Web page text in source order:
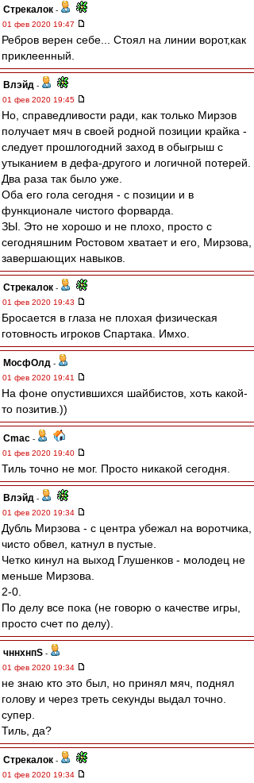
Стрекалок -
01 фев 2020 19:47
Ребров верен себе... Стоял на линии ворот,как
приклеенный.
Влэйд -
01 фев 2020 19:45
Но, справедливости ради, как только Мирзов
получает мяч в своей родной позиции крайка -
следует прошлогодний заход в обыгрыш с
утыканием в дефа-другого и логичной потерей.
Два раза так было уже.
Оба его гола сегодня - с позиции и в
функционале чистого форварда.
ЗЫ. Это не хорошо и не плохо, просто с
сегодняшним Ростовом хватает и его, Мирзова,
завершающих навыков.
Стрекалок -
01 фев 2020 19:43
Бросается в глаза не плохая физическая
готовность игроков Спартака. Имхо.
МосфОлд -
01 фев 2020 19:41
На фоне опустившихся шайбистов, хоть какой-
то позитив.))
Cmac -
01 фев 2020 19:40
Тиль точно не мог. Просто никакой сегодня.
Влэйд -
01 фев 2020 19:34
Дубль Мирзова - с центра убежал на воротчика,
чисто обвел, катнул в пустые.
Четко кинул на выход Глушенков - молодец не
меньше Мирзова.
2-0.
По делу все пока (не говорю о качестве игры,
просто счет по делу).
чннхнпS -
01 фев 2020 19:34
не знаю кто это был, но принял мяч, поднял
голову и через треть секунды выдал точно.
супер.
Тиль, да?
Стрекалок -
01 фев 2020 19:34